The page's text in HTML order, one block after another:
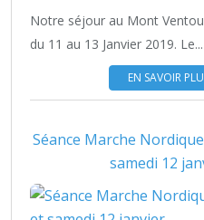
Notre séjour au Mont
du 11 au 13 Janvier 2019. Le...
EN SAVOIR
Séance Marche
samedi 12